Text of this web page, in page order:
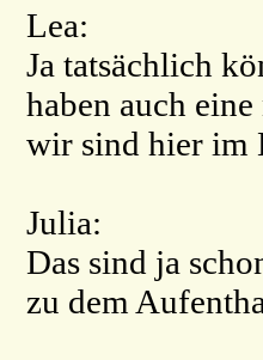
Lea:
Ja tatsächlich
haben auch
wir sind hier im
Julia:
Das sind ja
zu dem